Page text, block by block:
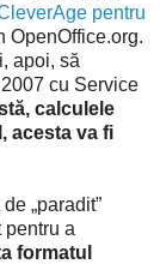
pentru
OpenOffice.org.
apoi, să
cu Service
calculele
acesta va fi
„paradit”
pentru a
formatul